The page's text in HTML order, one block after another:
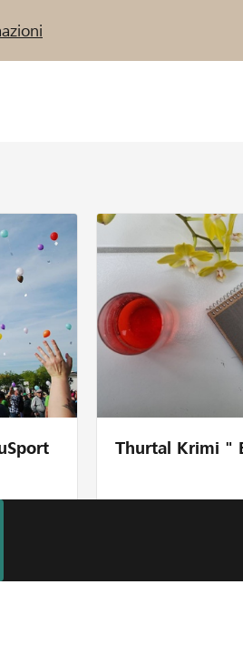
Thurtal Krimi "